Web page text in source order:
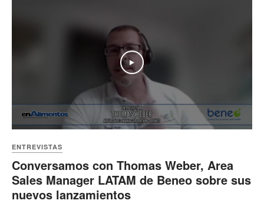
Play
ENTREVISTAS
Conversamos con Thomas Weber, Area
Sales Manager LATAM de Beneo sobre sus
nuevos lanzamientos